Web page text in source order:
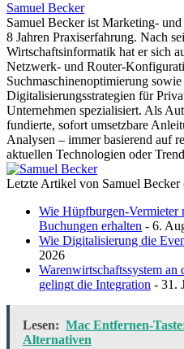
Samuel Becker
Samuel Becker ist Marketing-
8 Jahren Praxiserfahrung. Nach
Wirtschaftsinformatik hat er sich
Netzwerk- und Router-
Suchmaschinenoptimierung
Digitalisierungsstrategien für
Unternehmen spezialisiert. Als
fundierte, sofort umsetzbare
Analysen – immer basierend auf
aktuellen Technologien oder
Letzte Artikel von Samuel Becker
Wie Hüpfburgen-Vermieter
Buchungen erhalten - 6.
Wie Digitalisierung die
2026
Warenwirtschaftssystem
gelingt die Integration - 31.
Lesen: Mac Entfernen-
Alternativen